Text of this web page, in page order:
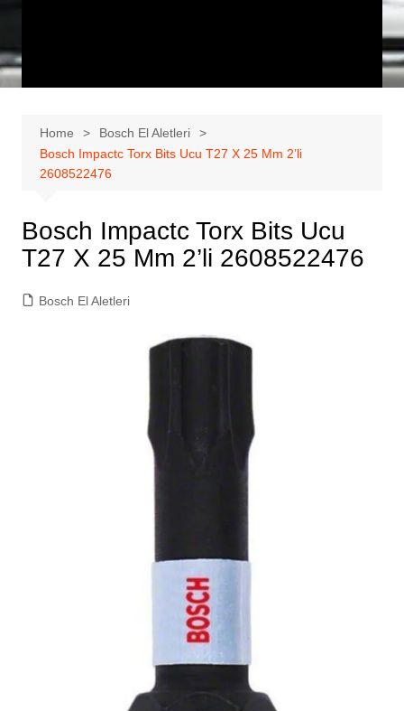
Home
Bosch El Aletleri
Bosch Impactc Torx Bits Ucu T27 X 25 Mm 2’li
2608522476
Bosch Impactc Torx Bits Ucu
T27 X 25 Mm 2’li 2608522476
Bosch El Aletleri